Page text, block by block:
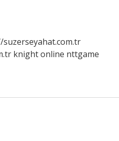
knight online nttgame